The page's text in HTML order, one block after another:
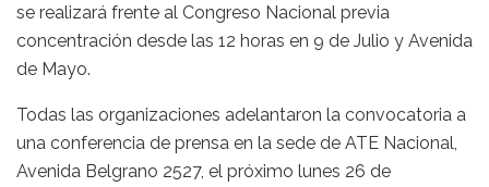
se realizará frente al Congreso Nacional previa
concentración desde las 12 horas en 9 de Julio y Avenida
de Mayo.
Todas las organizaciones adelantaron la convocatoria a
una conferencia de prensa en la sede de ATE Nacional,
Avenida Belgrano 2527, el próximo lunes 26 de